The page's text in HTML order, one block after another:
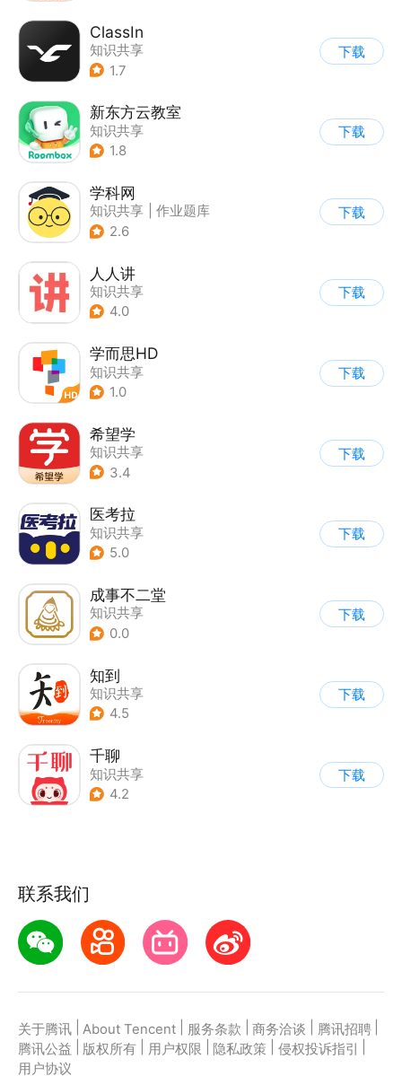
ClassIn
知识共享
1.7
下载
新东方云教室
知识共享
1.8
下载
学科网
知识共享
作业题库
2.6
下载
人人讲
知识共享
4.0
下载
学而思HD
知识共享
1.0
下载
希望学
知识共享
3.4
下载
医考拉
知识共享
5.0
下载
成事不二堂
知识共享
0.0
下载
知到
知识共享
4.5
下载
千聊
知识共享
4.2
下载
联系我们
关于腾讯 About Tencent 服务条款 商务洽谈 腾讯招聘
腾讯公益
版权所有 用户权限 隐私政策 侵权投诉指引
用户协议